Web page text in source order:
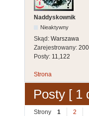
Naddyskownik
Nieaktywny
Skąd: Warszawa
Zarejestrowany:
Posty: 11,122
Strona
Posty [ 1
Strony 1 2